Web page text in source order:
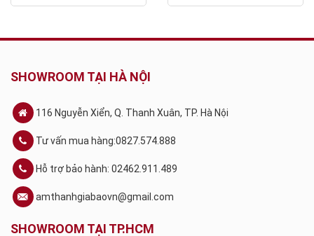
SHOWROOM TẠI HÀ NỘI
116 Nguyễn Xiển, Q. Thanh Xuân, TP. Hà Nội
Tư vấn mua hàng:0827.574.888
Hỗ trợ bảo hành: 02462.911.489
amthanhgiabaovn@gmail.com
SHOWROOM TẠI TP.HCM